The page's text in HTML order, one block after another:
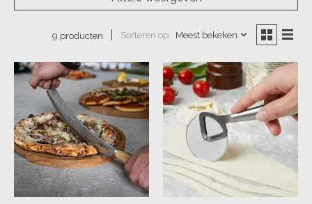
9 producten Sorteren op Meest bekeken